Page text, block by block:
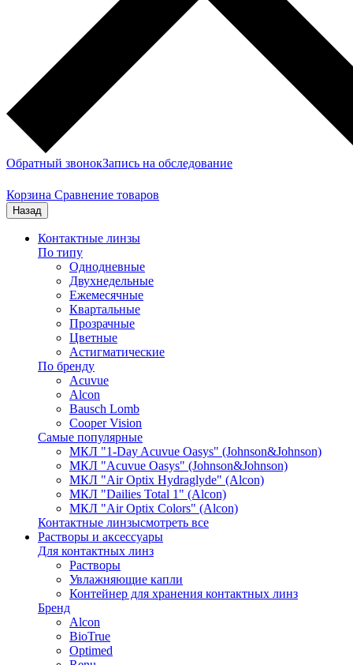
Обратный звонокЗапись на обследование
Корзина Сравнение товаров
Назад
Контактные линзы
По типу
Однодневные
Двухнедельные
Ежемесячные
Квартальные
Прозрачные
Цветные
Астигматические
По бренду
Acuvue
Alcon
Bausch Lomb
Cooper Vision
Самые популярные
МКЛ "1-Day Acuvue Oasys" (Johnson&Johnson)
МКЛ "Acuvue Oasys" (Johnson&Johnson)
МКЛ "Air Optix Hydraglyde" (Alcon)
МКЛ "Dailies Total 1" (Alcon)
МКЛ "Air Optix Colors" (Alcon)
Контактные линзысмотреть все
Растворы и аксессуары
Для контактных линз
Растворы
Увлажняющие капли
Контейнер для хранения контактных линз
Бренд
Alcon
BioTrue
Optimed